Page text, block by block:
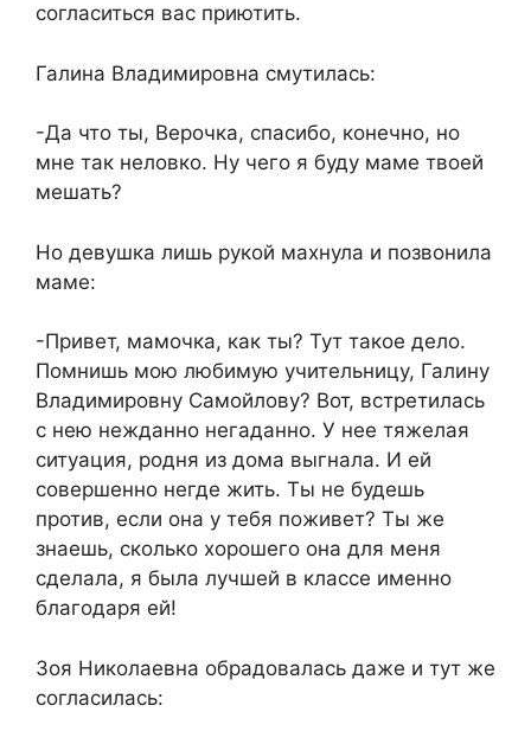
согласиться вас приютить.
Галина Владимировна смутилась:
-Да что ты, Верочка, спасибо, конечно, но
мне так неловко. Ну чего я буду маме твоей
мешать?
Но девушка лишь рукой махнула и позвонила
маме:
-Привет, мамочка, как ты? Тут такое дело.
Помнишь мою любимую учительницу, Галину
Владимировну Самойлову? Вот, встретилась
с нею нежданно негаданно. У нее тяжелая
ситуация, родня из дома выгнала. И ей
совершенно негде жить. Ты не будешь
против, если она у тебя поживет? Ты же
знаешь, сколько хорошего она для меня
сделала, я была лучшей в классе именно
благодаря ей!
Зоя Николаевна обрадовалась даже и тут же
согласилась: